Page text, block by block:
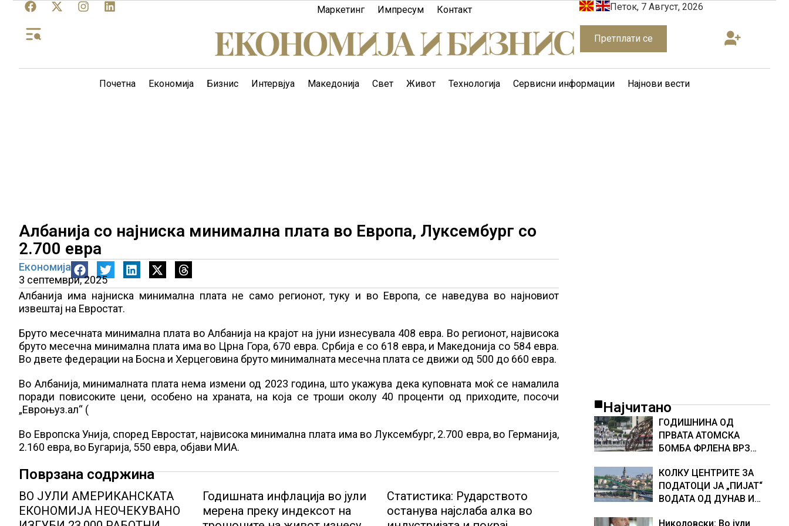
Маркетинг Импресум Контакт Петок, 7 Август, 2026
Претплати се
Почетна Економија Бизнис Интервјуа Македонија Свет Живот Технологија Сервисни информации Најнови вести
Албанија со најниска минимална плата во Европа, Луксембург со
2.700 евра
Економија
3 септември, 2025
Албанија има најниска минимална плата не само регионот, туку и во Европа, се наведува во најновиот
извештај на Евростат.
Бруто месечната минимална плата во Албанија на крајот на јуни изнесувала 408 евра. Во регионот, највисока
бруто месечна минимална плата има во Црна Гора, 670 евра. Србија е со 618 евра, и Македонија со 584 евра.
Во двете федерации на Босна и Херцеговина бруто минималната месечна плата се движи од 500 до 660 евра.
Во Албанија, минималната плата нема измени од 2023 година, што укажува дека куповната моќ се намалила
поради повисоките цени, особено на храната, на која се троши околу 40 проценти од приходите, посочи
„Евроњуз.ал“ (
Во Европска Унија, според Евростат, највисока минимална плата има во Луксембург, 2.700 евра, во Германија,
2.160 евра, во Бугарија, 550 евра, објави МИА.
Поврзана содржина
ВО ЈУЛИ АМЕРИКАНСКАТА
ЕКОНОМИЈА НЕОЧЕКУВАНО
Годишната инфлација во јули
мерена преку индексот на
Статистика: Рударството
останува најслаба алка во
Најчитано
ГОДИШНИНА ОД
ПРВАТА АТОМСКА
БОМБА ФРЛЕНА ВРЗ
ШТО НАПРАВИВМЕ“,
како дел од екипажот
во авионот „Енола Геј“ и
КОЛКУ ЦЕНТРИТЕ ЗА
ПОДАТОЦИ ЈА „ПИЈАТ“
ВОДАТА ОД ДУНАВ И
Николовски: Во јули